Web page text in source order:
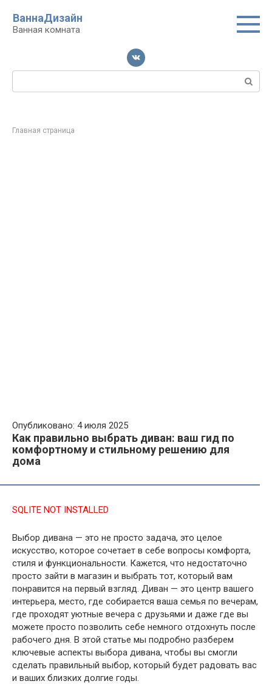
контенту
ВаннаДизайн
Ванная комната
Поиск:
Главная страница
Опубликовано: 4 июля 2025
Как правильно выбрать диван: ваш гид по
комфортному и стильному решению для
дома
SQLITE NOT INSTALLED
Выбор дивана — это не просто задача, это целое
искусство, которое сочетает в себе вопросы комфорта,
стиля и функциональности. Кажется, что недостаточно
просто зайти в магазин и выбрать тот, который вам
понравится на первый взгляд. Диван — это центр вашего
интерьера, место, где собирается ваша семья по вечерам,
где проходят уютные вечера с друзьями и даже где вы
можете просто позволить себе немного отдохнуть после
рабочего дня. В этой статье мы подробно разберем
ключевые аспекты выбора дивана, чтобы вы смогли
сделать правильный выбор, который будет радовать вас
и ваших близких долгие годы.